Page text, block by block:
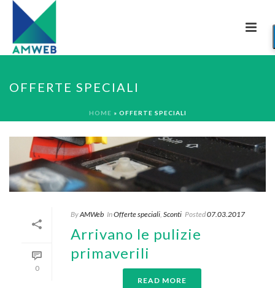
OFFERTE SPECIALI
HOME » OFFERTE SPECIALI
0
ByAMWeb InOfferte speciali Sconti Posted07.03.2017
Arrivano le pulizie
primaverili
READ MORE